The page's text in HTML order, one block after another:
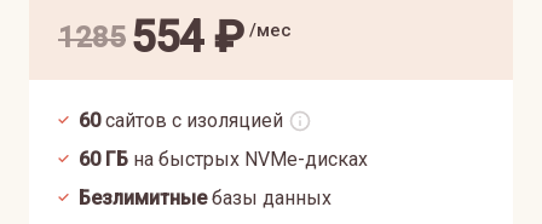
1285 554₽ /мес
60 сайтов с изоляцией
60ГБ на быстрых NVMe-дисках
Безлимитныебазы данных